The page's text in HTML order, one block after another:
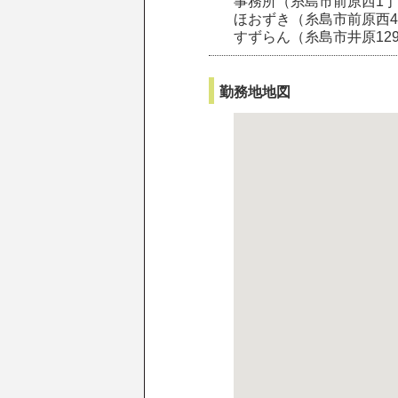
ほおずき（糸島市前原西
すずらん（糸島市井原
勤務地地図